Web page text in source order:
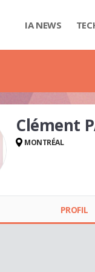
IA NEWS
Clément
MONTRÉAL
PROFIL